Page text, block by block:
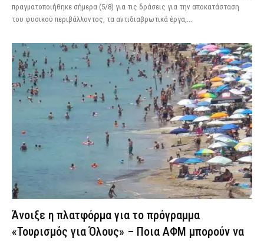
πραγματοποιήθηκε σήμερα (5/8) για τις δράσεις για την αποκατάσταση
του φυσικού περιβάλλοντος, τα αντιδιαβρωτικά έργα,...
Άνοιξε η πλατφόρμα για το πρόγραμμα
«Τουρισμός για Όλους» – Ποια ΑΦΜ μπορούν να